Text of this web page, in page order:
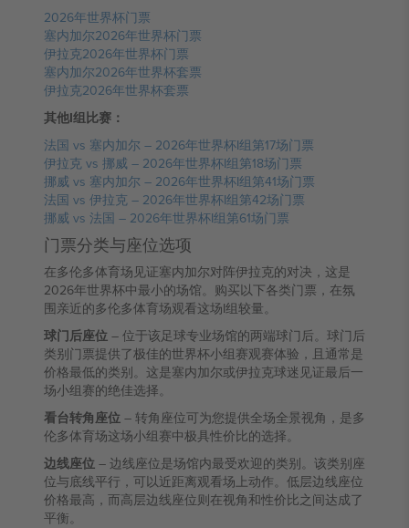
2026年世界杯门票
塞内加尔2026年世界杯门票
伊拉克2026年世界杯门票
塞内加尔2026年世界杯套票
伊拉克2026年世界杯套票
其他I组比赛：
法国 vs 塞内加尔 – 2026年世界杯I组第17场门票
伊拉克 vs 挪威 – 2026年世界杯I组第18场门票
挪威 vs 塞内加尔 – 2026年世界杯I组第41场门票
法国 vs 伊拉克 – 2026年世界杯I组第42场门票
挪威 vs 法国 – 2026年世界杯I组第61场门票
门票分类与座位选项
在多伦多体育场见证塞内加尔对阵伊拉克的对决，这是
2026年世界杯中最小的场馆。购买以下各类门票，在氛
围亲近的多伦多体育场观看这场I组较量。
球门后座位 – 位于该足球专业场馆的两端球门后。球门后
类别门票提供了极佳的世界杯小组赛观赛体验，且通常是
价格最低的类别。这是塞内加尔或伊拉克球迷见证最后一
场小组赛的绝佳选择。
看台转角座位 – 转角座位可为您提供全场全景视角，是多
伦多体育场这场小组赛中极具性价比的选择。
边线座位 – 边线座位是场馆内最受欢迎的类别。该类别座
位与底线平行，可以近距离观看场上动作。低层边线座位
价格最高，而高层边线座位则在视角和性价比之间达成了
平衡。